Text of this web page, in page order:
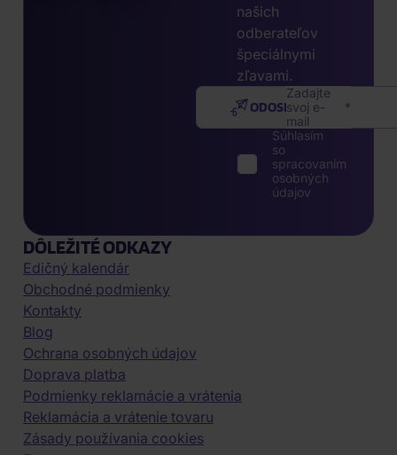
našich
odberateľov
špeciálnymi
zľavami.
Zadajte
svoj e-
mail
ODOSLAŤ
Súhlasím
so
spracovaním
osobných
údajov
DÔLEŽITÉ ODKAZY
Edičný kalendár
Obchodné podmienky
Kontakty
Blog
Ochrana osobných údajov
Doprava platba
Podmienky reklamácie a vrátenia
Reklamácia a vrátenie tovaru
Zásady používania cookies